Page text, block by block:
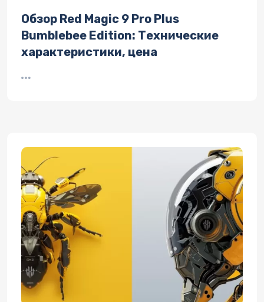
Обзор Red Magic 9 Pro Plus
Bumblebee Edition: Технические
характеристики, цена